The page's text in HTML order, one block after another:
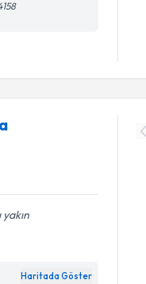
Haritada Göster